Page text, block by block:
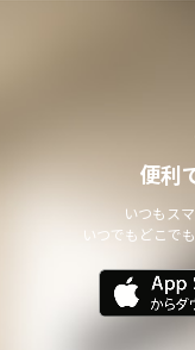
便利
いつもス
いつでもどこで